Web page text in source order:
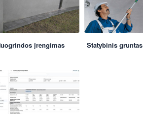
įrengimas Statybinis gruntas